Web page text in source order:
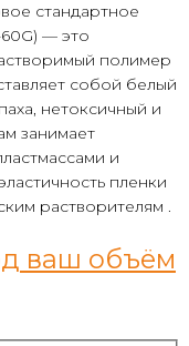
стандартное
— это
полимер
собой белый
нетоксичный и
занимает
и
пленки
растворителям .
ваш объём